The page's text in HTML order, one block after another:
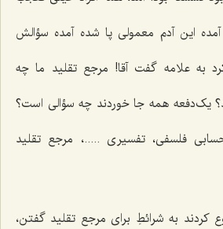
این آدم معمولی پا شده آمده سؤالش
به علامه گفت آقا! مرجع تقلید ما چه
یک‌دفعه همه جا خوردند چه سؤالی است؟
فلسفی، تفسیری .....، مرجع تقلید
کردند به شرائطِ برای مرجع تقلید گفتن،